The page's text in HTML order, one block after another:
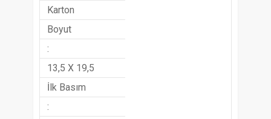
Karton
Boyut
:
13,5 X 19,5
İlk Basım
: